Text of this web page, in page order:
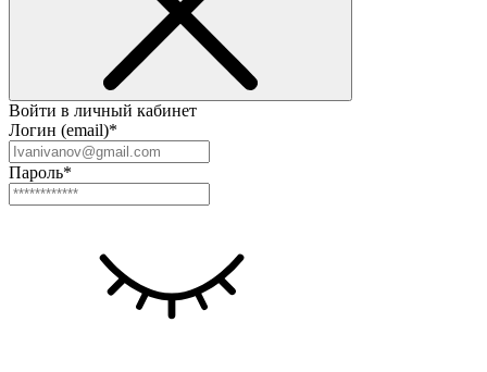
Войти в личный кабинет
Логин (email)*
Пароль*